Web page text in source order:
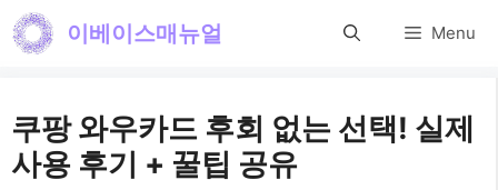
컨
로
건
이베이스매뉴얼 Menu
쿠팡 와우카드 후회 없는 선택! 실제
사용 후기 + 꿀팁 공유